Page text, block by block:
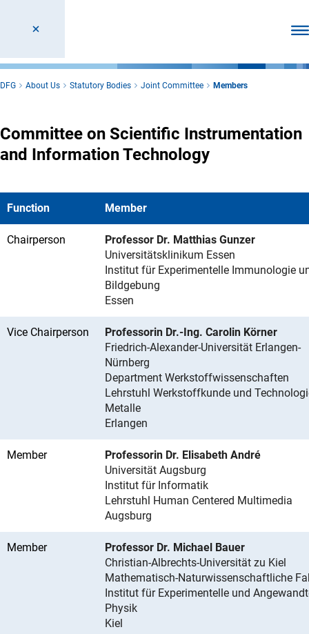
DFG About Us Statutory Bodies Joint Committee Members
Committee on Scientific Instrumentation
and Information Technology
Function Member
Chairperson
Professor Dr. Matthias Gunzer
Universitätsklinikum Essen
Institut für Experimentelle Immunologie
Bildgebung
Essen
Vice Chairperson
Professorin Dr.-Ing. Carolin Körner
Friedrich-Alexander-Universität Erlangen-
Nürnberg
Department Werkstoffwissenschaften
Lehrstuhl Werkstoffkunde und
Metalle
Erlangen
Member
Professorin Dr. Elisabeth André
Universität Augsburg
Institut für Informatik
Lehrstuhl Human Centered Multimedia
Augsburg
Member
Professor Dr. Michael Bauer
Christian-Albrechts-Universität zu Kiel
Mathematisch-Naturwissenschaftliche
Institut für Experimentelle und
Physik
Kiel